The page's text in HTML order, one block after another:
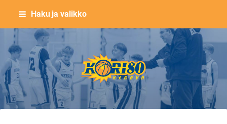
Siirry
sisältöön
Haku ja valikko
Keravan Kori-80 ry